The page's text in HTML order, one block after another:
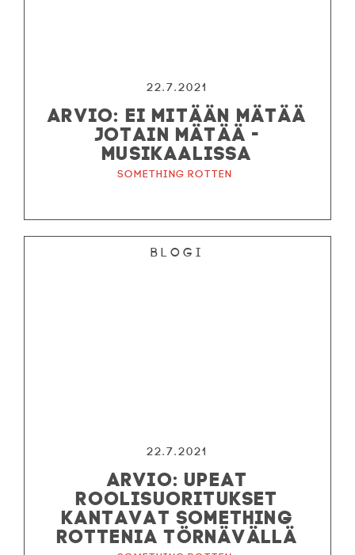
22.7.2021
ARVIO: EI MITÄÄN MÄTÄÄ
JOTAIN MÄTÄÄ -
MUSIKAALISSA
Something Rotten
Blogi
22.7.2021
ARVIO: UPEAT
ROOLISUORITUKSET
KANTAVAT SOMETHING
ROTTENIA TÖRNÄVÄLLÄ